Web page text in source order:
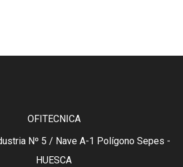
OFITECNICA
Nº 5 / Nave A-1 Polígono Sepes -
HUESCA